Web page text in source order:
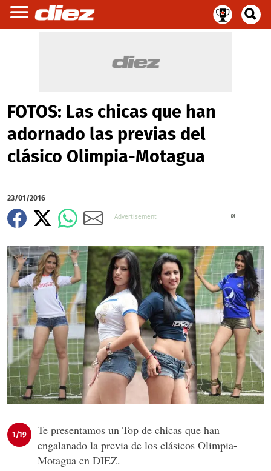
FOTOS: Las chicas que han
adornado las previas del
clásico Olimpia-Motagua
23/01/2016
1/19
Te presentamos un Top de chicas que han
engalanado la previa de los clásicos Olimpia-
Motagua en DIEZ.
X